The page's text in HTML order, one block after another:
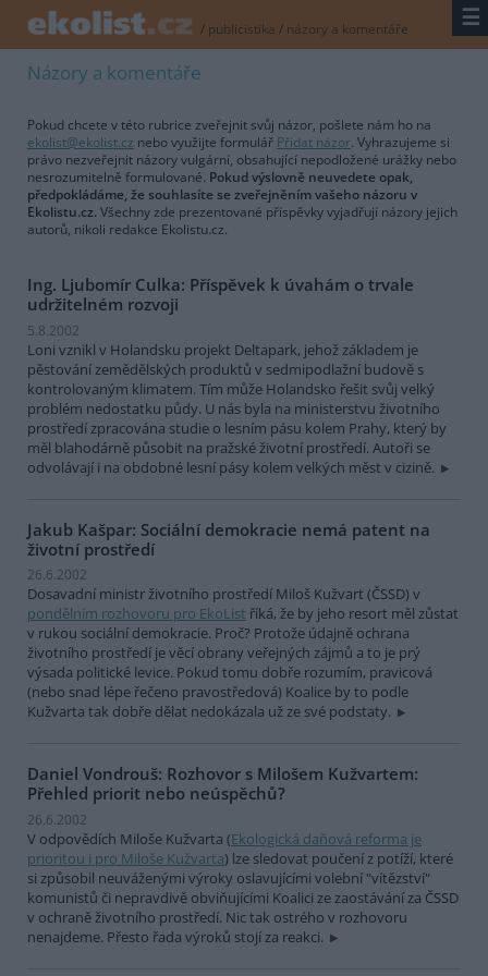
/ publicistika / názory a komentáře ☰
Názory a komentáře
Pokud chcete v této rubrice zveřejnit svůj názor, pošlete nám ho na
ekolist@ekolist.cz nebo využijte formulář Přidat názor. Vyhrazujeme si
právo nezveřejnit názory vulgární, obsahující nepodložené urážky nebo
nesrozumitelně formulované. Pokud výslovně neuvedete opak,
předpokládáme, že souhlasíte se zveřejněním vašeho názoru v
Ekolistu.cz. Všechny zde prezentované příspěvky vyjadřují názory jejich
autorů, nikoli redakce Ekolistu.cz.
Ing. Ljubomír Culka: Příspěvek k úvahám o trvale
udržitelném rozvoji
5.8.2002
Loni vznikl v Holandsku projekt Deltapark, jehož základem je
pěstování zemědělských produktů v sedmipodlažní budově s
kontrolovaným klimatem. Tím může Holandsko řešit svůj velký
problém nedostatku půdy. U nás byla na ministerstvu životního
prostředí zpracována studie o lesním pásu kolem Prahy, který by
měl blahodárně působit na pražské životní prostředí. Autoři se
odvolávají i na obdobné lesní pásy kolem velkých měst v cizině.
Jakub Kašpar: Sociální demokracie nemá patent na
životní prostředí
26.6.2002
Dosavadní ministr životního prostředí Miloš Kužvart (ČSSD) v
pondělním rozhovoru pro EkoList říká, že by jeho resort měl zůstat
v rukou sociální demokracie. Proč? Protože údajně ochrana
životního prostředí je věcí obrany veřejných zájmů a to je prý
výsada politické levice. Pokud tomu dobře rozumím, pravicová
(nebo snad lépe řečeno pravostředová) Koalice by to podle
Kužvarta tak dobře dělat nedokázala už ze své podstaty.
Daniel Vondrouš: Rozhovor s Milošem Kužvartem:
Přehled priorit nebo neúspěchů?
26.6.2002
V odpovědích Miloše Kužvarta (Ekologická daňová reforma je
prioritou i pro Miloše Kužvarta) lze sledovat poučení z potíží, které
si způsobil neuváženými výroky oslavujícími volební "vítězství"
komunistů či nepravdivě obviňujícími Koalici ze zaostávání za ČSSD
v ochraně životního prostředí. Nic tak ostrého v rozhovoru
nenajdeme. Přesto řada výroků stojí za reakci.